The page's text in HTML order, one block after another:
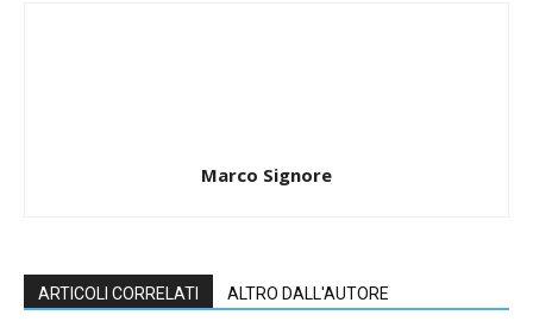
Marco Signore
ARTICOLI CORRELATI ALTRO DALL'AUTORE